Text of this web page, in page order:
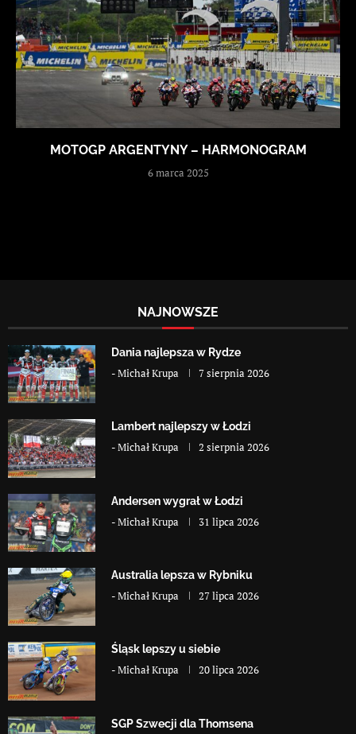
MOTOGP ARGENTYNY – HARMONOGRAM
6 marca 2025
NAJNOWSZE
Dania najlepsza w Rydze
-Michał Krupa 7 sierpnia 2026
Lambert najlepszy w Łodzi
-Michał Krupa 2 sierpnia 2026
Andersen wygrał w Łodzi
-Michał Krupa 31 lipca 2026
Australia lepsza w Rybniku
-Michał Krupa 27 lipca 2026
Śląsk lepszy u siebie
-Michał Krupa 20 lipca 2026
SGP Szwecji dla Thomsena